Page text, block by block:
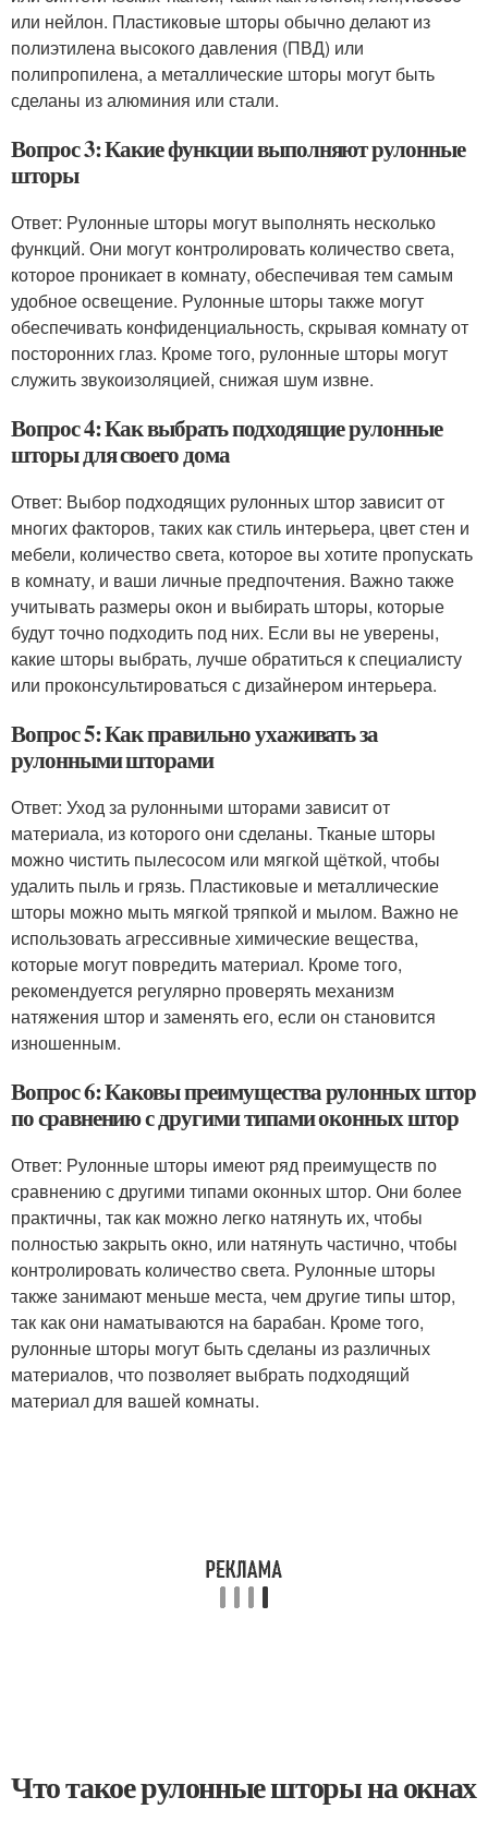
или нейлон. Пластиковые шторы обычно делают из
полиэтилена высокого давления (ПВД) или
полипропилена, а металлические шторы могут быть
сделаны из алюминия или стали.
Вопрос 3: Какие функции выполняют рулонные
шторы
Ответ: Рулонные шторы могут выполнять несколько
функций. Они могут контролировать количество света,
которое проникает в комнату, обеспечивая тем самым
удобное освещение. Рулонные шторы также могут
обеспечивать конфиденциальность, скрывая комнату от
посторонних глаз. Кроме того, рулонные шторы могут
служить звукоизоляцией, снижая шум извне.
Вопрос 4: Как выбрать подходящие рулонные
шторы для своего дома
Ответ: Выбор подходящих рулонных штор зависит от
многих факторов, таких как стиль интерьера, цвет стен и
мебели, количество света, которое вы хотите пропускать
в комнату, и ваши личные предпочтения. Важно также
учитывать размеры окон и выбирать шторы, которые
будут точно подходить под них. Если вы не уверены,
какие шторы выбрать, лучше обратиться к специалисту
или проконсультироваться с дизайнером интерьера.
Вопрос 5: Как правильно ухаживать за
рулонными шторами
Ответ: Уход за рулонными шторами зависит от
материала, из которого они сделаны. Тканые шторы
можно чистить пылесосом или мягкой щёткой, чтобы
удалить пыль и грязь. Пластиковые и металлические
шторы можно мыть мягкой тряпкой и мылом. Важно не
использовать агрессивные химические вещества,
которые могут повредить материал. Кроме того,
рекомендуется регулярно проверять механизм
натяжения штор и заменять его, если он становится
изношенным.
Вопрос 6: Каковы преимущества рулонных штор
по сравнению с другими типами оконных штор
Ответ: Рулонные шторы имеют ряд преимуществ по
сравнению с другими типами оконных штор. Они более
практичны, так как можно легко натянуть их, чтобы
полностью закрыть окно, или натянуть частично, чтобы
контролировать количество света. Рулонные шторы
также занимают меньше места, чем другие типы штор,
так как они наматываются на барабан. Кроме того,
рулонные шторы могут быть сделаны из различных
материалов, что позволяет выбрать подходящий
материал для вашей комнаты.
Что такое рулонные шторы на окнах